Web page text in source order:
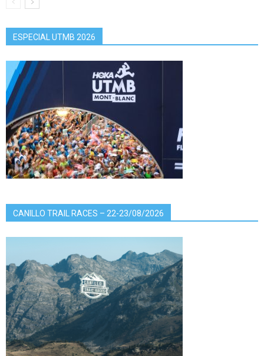
ESPECIAL UTMB 2026
CANILLO TRAIL RACES – 22-23/08/2026